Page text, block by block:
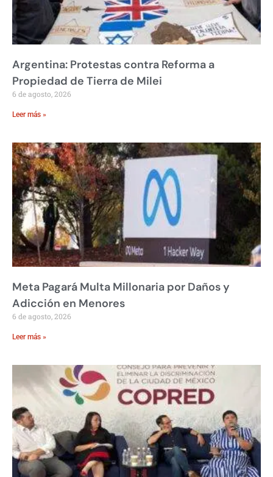
Argentina: Protestas contra Reforma a
Propiedad de Tierra de Milei
6 de agosto, 2026
Leer más »
Meta Pagará Multa Millonaria por Daños y
Adicción en Menores
6 de agosto, 2026
Leer más »